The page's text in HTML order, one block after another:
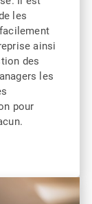
les
ainsi
des
les
pour